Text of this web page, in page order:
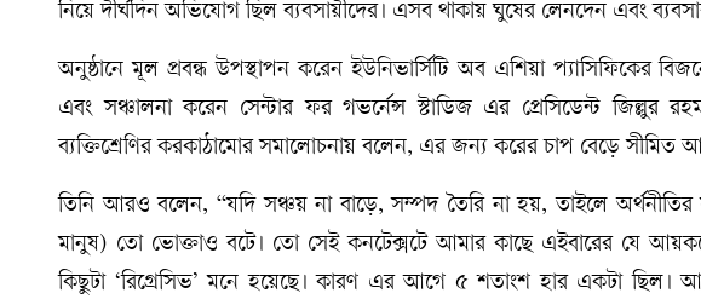
নিয়ে দীর্ঘদিন অভিযোগ ছিল ব্যবসায়ীদের। এসব থাকায় ঘুষের লেনদেন এবং
অনুষ্ঠানে মূল প্রবন্ধ উপস্থাপন করেন ইউনিভার্সিটি অব এশিয়া প্যাসিফিকের
এবং সঞ্চালনা করেন সেন্টার ফর গভর্নেন্স স্টাডিজ এর প্রেসিডেন্ট জিল্লুর
ব্যক্তিশ্রেণির করকাঠামোর সমালোচনায় বলেন, এর জন্য করের চাপ বেড়ে সীমিত
তিনি আরও বলেন, “যদি সঞ্চয় না বাড়ে, সম্পদ তৈরি না হয়, তাইলে
মানুষ) তো ভোক্তাও বটে। তো সেই কনটেক্সটে আমার কাছে এইবারের যে
কিছুটা ‘রিগ্রেসিভ’ মনে হয়েছে। কারণ এর আগে ৫ শতাংশ হার একটা ছিল।